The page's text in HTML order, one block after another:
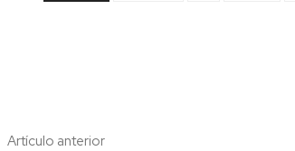
Artículo anterior